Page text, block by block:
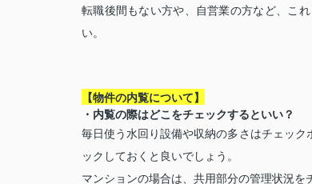
転職後間もない方や、自営業の方など、こ
い。
【物件の内覧について】
・内覧の際はどこをチェックするといい？
毎日使う水回り設備や収納の多さはチェッ
ックしておくと良いでしょう。
マンションの場合は、共用部分の管理状況を